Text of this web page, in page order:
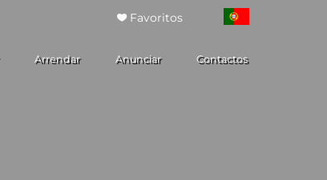
Favoritos
Arrendar Anunciar Contactos